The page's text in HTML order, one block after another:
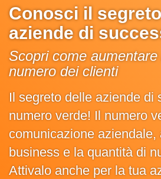
Conosci il
aziende di
Scopri come
numero dei clienti
Il segreto delle aziende di
numero verde! Il numero
comunicazione aziendale,
business e la quantità di
Attivalo anche per la tua